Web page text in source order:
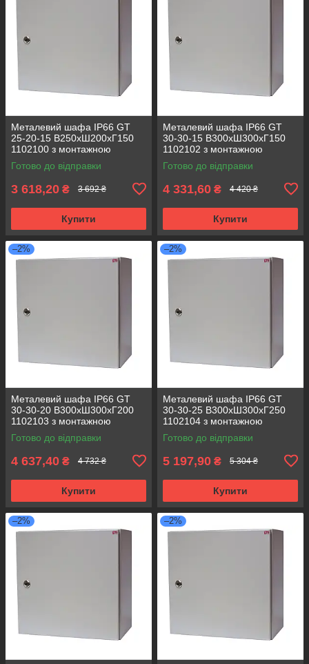
Металевий шафа IP66 GT
25-20-15 В250хШ200хГ150
1102100 з монтажною
панеллю (розподільчий, 1
замок)
Готово до відправки
3 618,20 ₴ 3 692 ₴
Купити
Металевий шафа IP66 GT
30-30-15 В300хШ300хГ150
1102102 з монтажною
панеллю (розподільчий, 1
замок)
Готово до відправки
4 331,60 ₴ 4 420 ₴
Купити
–2%
Металевий шафа IP66 GT
30-30-20 В300хШ300хГ200
1102103 з монтажною
панеллю (розподільчий, 1
замок)
Готово до відправки
4 637,40 ₴ 4 732 ₴
Купити
–2%
Металевий шафа IP66 GT
30-30-25 В300хШ300хГ250
1102104 з монтажною
панеллю (розподільчий, 1
замок)
Готово до відправки
5 197,90 ₴ 5 304 ₴
Купити
–2% –2%